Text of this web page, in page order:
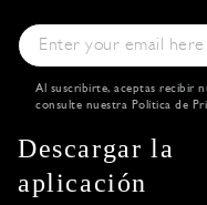
Al suscribirte, aceptas recibir
consulte nuestra Política de
Descargar la
aplicación